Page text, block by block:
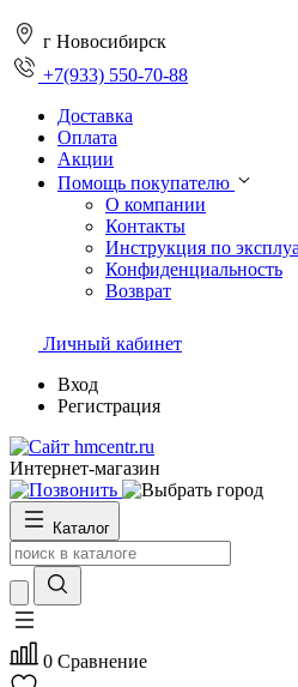
г Новосибирск
+7(933) 550-70-88
Доставка
Оплата
Акции
Помощь покупателю
О компании
Контакты
Инструкция по
Конфиденциальность
Возврат
Личный кабинет
Вход
Регистрация
Интернет-магазин
Каталог
0 Сравнение